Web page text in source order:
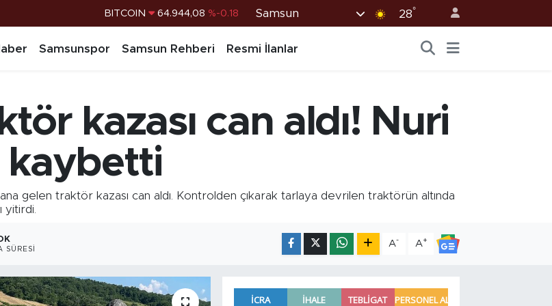
DOLAR 47,7436 %0.18
BİST100 13.779 %-14
BITCOIN 64.944,08 %-0.18
Samsun 28°
Samsunspor Samsun Rehberi Resmi İlanlar
kazası can aldı! Nuri
kaybetti
gelen traktör kazası can aldı. Kontrolden çıkarak tarlaya devrilen traktörün altında
yitirdi.
SÜRESI
A- A+